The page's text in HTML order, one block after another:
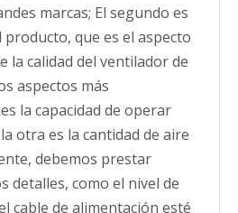
marcas; El segundo es
que es el aspecto
la calidad del ventilador de
aspectos más
la capacidad de operar
otra es la cantidad de aire
debemos prestar
detalles, como el nivel de
cable de alimentación esté